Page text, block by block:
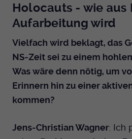
Holocauts - wie aus
Aufarbeitung wird
Vielfach wird beklagt, das
NS-Zeit sei zu einem
Was wäre denn nötig, um
Erinnern hin zu einer
kommen?
Jens-Christian Wagner: Ich